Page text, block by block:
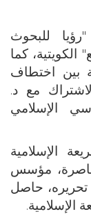
للبحوث
كما
بين اختطاف
مع د.
الإسلامي
الإسلامية
مؤسس
تحريره، حاصل
الإسلامية.